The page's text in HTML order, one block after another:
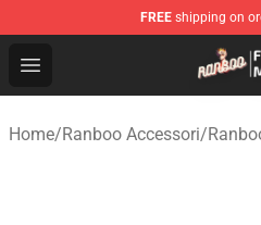
FREE shipping on
Open menu
Ranboo Store - Official
Home/Ranboo Accessori/